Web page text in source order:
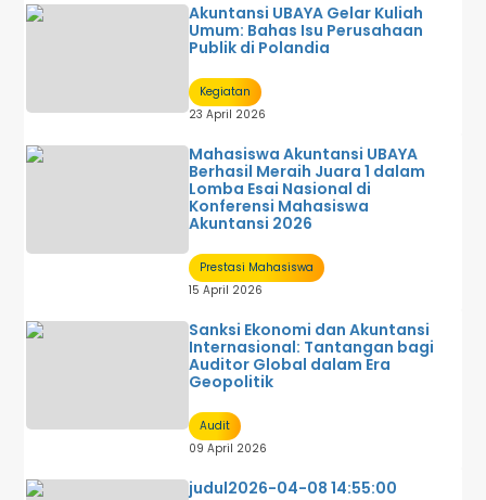
Akuntansi UBAYA Gelar Kuliah
Umum: Bahas Isu Perusahaan
Publik di Polandia
Kegiatan
23 April 2026
Mahasiswa Akuntansi UBAYA
Berhasil Meraih Juara 1 dalam
Lomba Esai Nasional di
Konferensi Mahasiswa
Akuntansi 2026
Prestasi Mahasiswa
15 April 2026
Sanksi Ekonomi dan Akuntansi
Internasional: Tantangan bagi
Auditor Global dalam Era
Geopolitik
Audit
09 April 2026
judul2026-04-08 14:55:00